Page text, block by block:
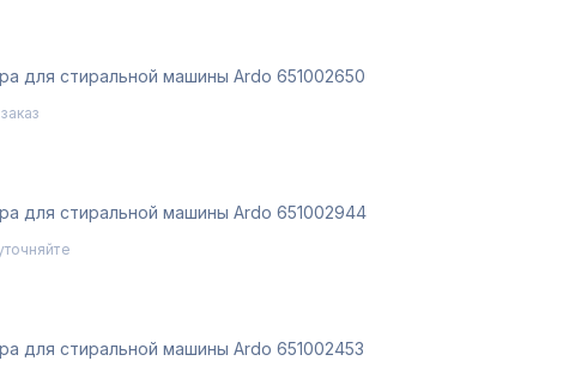
для стиральной машины Ardo 651002650
для стиральной машины Ardo 651002944
для стиральной машины Ardo 651002453